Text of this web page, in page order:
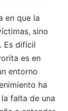
en que la
sino
Es difícil
es en
entorno
ha
falta de una